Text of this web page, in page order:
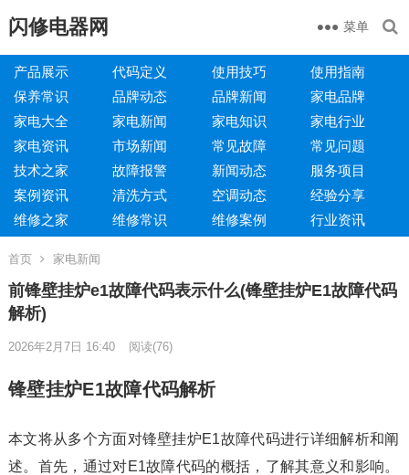
闪修电器网 菜单
产品展示 代码定义 使用技巧
使用指南
保养常识
品牌动态 品牌新闻
家电品牌
家电大全
家电新闻 家电知识
家电行业
家电资讯
市场新闻 常见故障
常见问题
技术之家
故障报警 新闻动态
服务项目
案例资讯
清洗方式 空调动态
经验分享
维修之家
维修常识 维修案例 行业资讯
首页 家电新闻
前锋壁挂炉e1故障代码表示什么(锋壁挂炉E1故障代码
解析)
2026年2月7日 16:40 阅读(76)
锋壁挂炉E1故障代码解析
本文将从多个方面对锋壁挂炉E1故障代码进行详细解析和阐
述。首先，通过对E1故障代码的概括，了解其意义和影响。